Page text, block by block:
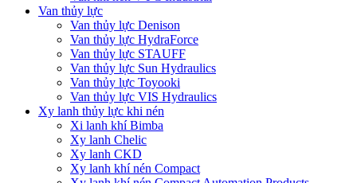
Van thủy lực
Van thủy lực Denison
Van thủy lực HydraForce
Van thủy lực STAUFF
Van thủy lực Sun Hydraulics
Van thủy lực Toyooki
Van thủy lực VIS Hydraulics
Xy lanh thủy lực khi nén
Xi lanh khí Bimba
Xy lanh Chelic
Xy lanh CKD
Xy lanh khí nén Compact